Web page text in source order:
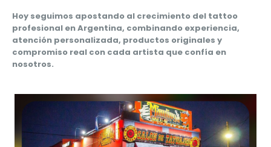
Hoy seguimos apostando al crecimiento del tattoo
profesional en Argentina, combinando experiencia,
atención personalizada, productos originales y
compromiso real con cada artista que confía en
nosotros.